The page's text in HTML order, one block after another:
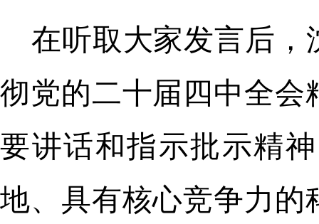
在听取大家发言后，
彻党的二十届四中全会
要讲话和指示批示精
地、具有核心竞争力的